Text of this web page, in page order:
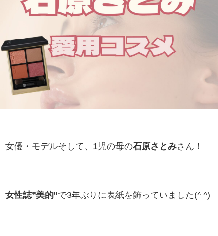
女優・モデルそして、1児の母の石原さとみさん！
女性誌”美的”で3年ぶりに表紙を飾っていました(^ ^)